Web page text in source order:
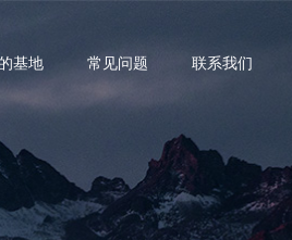
基地 常见问题 联系我们